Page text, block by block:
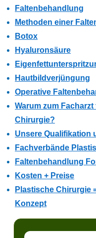
Faltenbehandlung
Methoden einer
Botox
Hyaluronsäure
Hautbildverjüngung
Operative
Warum zum
Chirurgie?
Unsere Qualifikation
Fachverbände
Faltenbehandlung
Kosten + Preise
Plastische Chirurgie
Konzept